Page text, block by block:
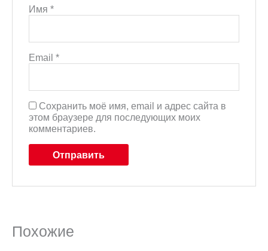
Имя*
Email*
Сохранить моё имя, email и адрес сайта в
этом браузере для последующих моих
комментариев.
Похожие